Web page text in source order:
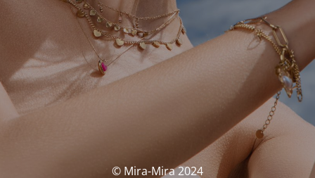
© Mira-Mira 2024